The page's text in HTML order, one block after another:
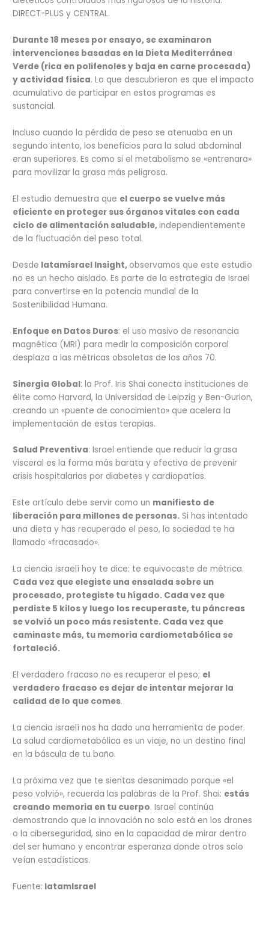
DIRECT-PLUS y CENTRAL.
Durante 18 meses por ensayo, se examinaron
intervenciones basadas en la Dieta Mediterránea
Verde (rica en polifenoles y baja en carne procesada)
y actividad física. Lo que descubrieron es que el impacto
acumulativo de participar en estos programas es
sustancial.
Incluso cuando la pérdida de peso se atenuaba en un
segundo intento, los beneficios para la salud abdominal
eran superiores. Es como si el metabolismo se «entrenara»
para movilizar la grasa más peligrosa.
El estudio demuestra que el cuerpo se vuelve más
eficiente en proteger sus órganos vitales con cada
ciclo de alimentación saludable,independientemente
de la fluctuación del peso total.
Desde latamisrael Insight, observamos que este estudio
no es un hecho aislado. Es parte de la estrategia de Israel
para convertirse en la potencia mundial de la
Sostenibilidad Humana.
Enfoque en Datos Duros: el uso masivo de resonancia
magnética (MRI) para medir la composición corporal
desplaza a las métricas obsoletas de los años 70.
Sinergia Global: la Prof. Iris Shai conecta instituciones de
élite como Harvard, la Universidad de Leipzig y Ben-Gurion,
creando un «puente de conocimiento» que acelera la
implementación de estas terapias.
Salud Preventiva: Israel entiende que reducir la grasa
visceral es la forma más barata y efectiva de prevenir
crisis hospitalarias por diabetes y cardiopatías.
Este artículo debe servir como un manifiesto de
liberación para millones de personas. Si has intentado
una dieta y has recuperado el peso, la sociedad te ha
llamado «fracasado».
La ciencia israelí hoy te dice: te equivocaste de métrica.
Cada vez que elegiste una ensalada sobre un
procesado, protegiste tu hígado. Cada vez que
perdiste 5 kilos y luego los recuperaste, tu páncreas
se volvió un poco más resistente. Cada vez que
caminaste más, tu memoria cardiometabólica se
fortaleció.
El verdadero fracaso no es recuperar el peso; el
verdadero fracaso es dejar de intentar mejorar la
calidad de lo que comes.
La ciencia israelí nos ha dado una herramienta de poder.
La salud cardiometabólica es un viaje, no un destino final
en la báscula de tu baño.
La próxima vez que te sientas desanimado porque «el
peso volvió», recuerda las palabras de la Prof. Shai: estás
creando memoria en tu cuerpo. Israel continúa
demostrando que la innovación no solo está en los drones
o la ciberseguridad, sino en la capacidad de mirar dentro
del ser humano y encontrar esperanza donde otros solo
veían estadísticas.
Fuente: latamIsrael